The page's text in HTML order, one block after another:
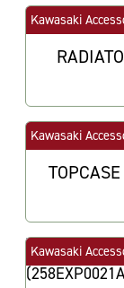
Kawasaki
Kawasaki
Kawasaki